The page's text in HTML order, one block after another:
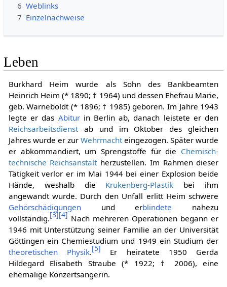
6 Weblinks
7 Einzelnachweise
Leben
Burkhard Heim wurde als Sohn des Bankbeamten
Heinrich Heim (* 1890; † 1964) und dessen Ehefrau Marie,
geb. Warneboldt (* 1896; † 1985) geboren. Im Jahre 1943
legte er das Abiturin Berlin ab, danach leistete er den
Reichsarbeitsdienstab und im Oktober des gleichen
Jahres wurde er zurWehrmacht eingezogen. Später wurde
er abkommandiert, um Sprengstoffe für die Chemisch-
technische Reichsanstalt herzustellen. Im Rahmen dieser
Tätigkeit verlor er im Mai 1944 bei einer Explosion beide
Hände, weshalb die Krukenberg-Plastik bei ihm
angewandt wurde. Durch den Unfall erlitt Heim schwere
Gehörschädigungenund erblindete nahezu
vollständig.[3][4] Nach mehreren Operationen begann er
1946 mit Unterstützung seiner Familie an der Universität
Göttingen ein Chemiestudium und 1949 ein Studium der
theoretischen Physik.[5] Er heiratete 1950 Gerda
Hildegard Elisabeth Straube (* 1922; † 2006), eine
ehemalige Konzertsängerin.